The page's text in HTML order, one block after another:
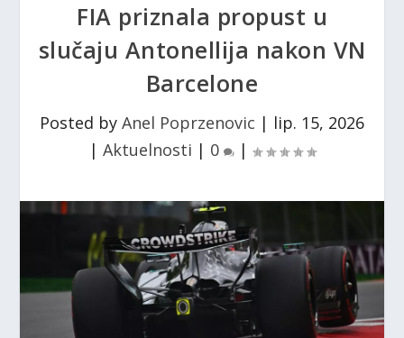
FIA priznala propust u
slučaju Antonellija nakon VN
Barcelone
Posted by Anel Poprzenovic | lip. 15, 2026
| Aktuelnosti | 0 |